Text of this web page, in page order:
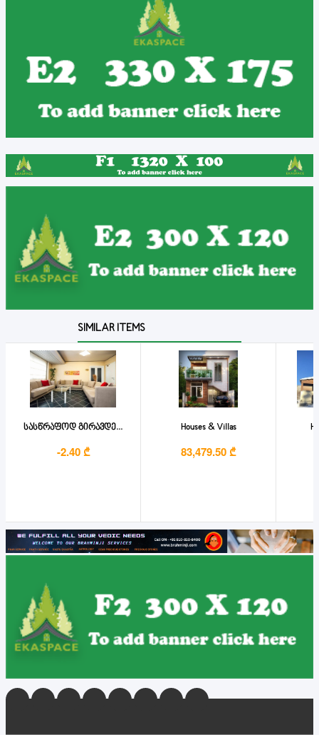
SIMILAR ITEMS
სასწრაფოდ გირავდე...
-2.40 ₾
Houses & Villas
83,479.50 ₾